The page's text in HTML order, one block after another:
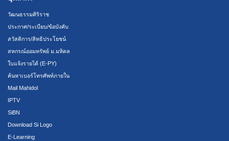
วัฒนธรรมศิริราช
ประกาศ/ระเบียบ/ข้อบังคับ
สวัสดิการ/สิทธิประโยชน์
สหกรณ์ออมทรัพย์ ม.มหิดล
ใบแจ้งรายได้ (E-PY)
ค้นหาเบอร์โทรศัพท์ภายใน
Mail Mahidol
IPTV
SiBN
Download Si Logo
E-Learning